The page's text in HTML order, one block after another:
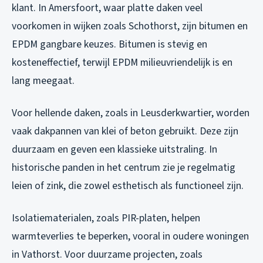
klant. In Amersfoort, waar platte daken veel
voorkomen in wijken zoals Schothorst, zijn bitumen en
EPDM gangbare keuzes. Bitumen is stevig en
kosteneffectief, terwijl EPDM milieuvriendelijk is en
lang meegaat.
Voor hellende daken, zoals in Leusderkwartier, worden
vaak dakpannen van klei of beton gebruikt. Deze zijn
duurzaam en geven een klassieke uitstraling. In
historische panden in het centrum zie je regelmatig
leien of zink, die zowel esthetisch als functioneel zijn.
Isolatiematerialen, zoals PIR-platen, helpen
warmteverlies te beperken, vooral in oudere woningen
in Vathorst. Voor duurzame projecten, zoals